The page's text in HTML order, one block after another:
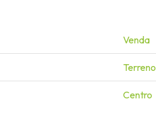
Venda
Terreno
Centro